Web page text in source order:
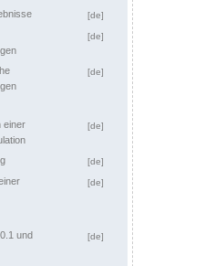
[de]
[de]
[de]
einer
[de]
[de]
[de]
und
[de]